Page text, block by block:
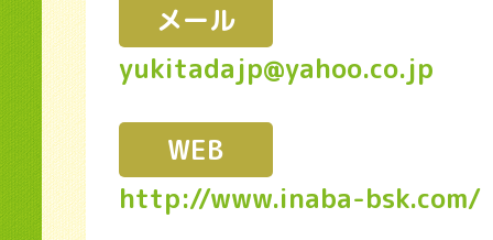
メール
yukitadajp@yahoo.co.jp
WEB
http://www.inaba-bsk.com/